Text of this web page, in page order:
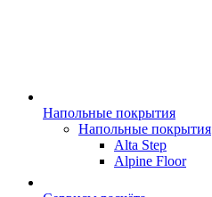
Напольные покрытия
Напольные покрытия
Alta Step
Alpine Floor